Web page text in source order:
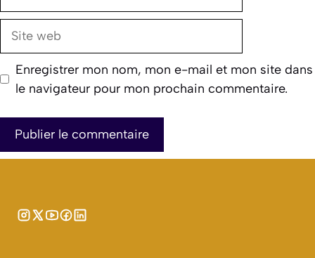
Site
Enregistrer mon nom, mon e-mail et mon site dans
le navigateur pour mon prochain commentaire.